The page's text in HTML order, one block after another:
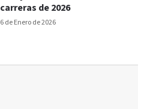
6 de Enero de 2026
carreras de 2026